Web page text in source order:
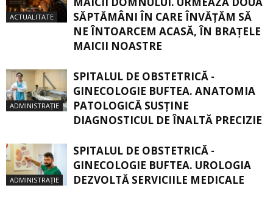
ACTUALITATE
SĂPTĂMÂNI ÎN CARE ÎNVĂŢĂM SĂ
NE ÎNTOARCEM ACASĂ, ÎN BRAŢELE
MAICII NOASTRE
ADMINISTRAȚIE
SPITALUL DE OBSTETRICĂ -
GINECOLOGIE BUFTEA. ANATOMIA
PATOLOGICĂ SUSŢINE
DIAGNOSTICUL DE ÎNALTĂ PRECIZIE
ADMINISTRAȚIE
SPITALUL DE OBSTETRICĂ -
GINECOLOGIE BUFTEA. UROLOGIA
DEZVOLTĂ SERVICIILE MEDICALE